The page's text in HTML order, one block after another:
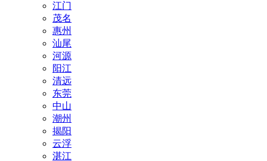
江门
茂名
惠州
汕尾
河源
阳江
清远
东莞
中山
潮州
揭阳
云浮
湛江